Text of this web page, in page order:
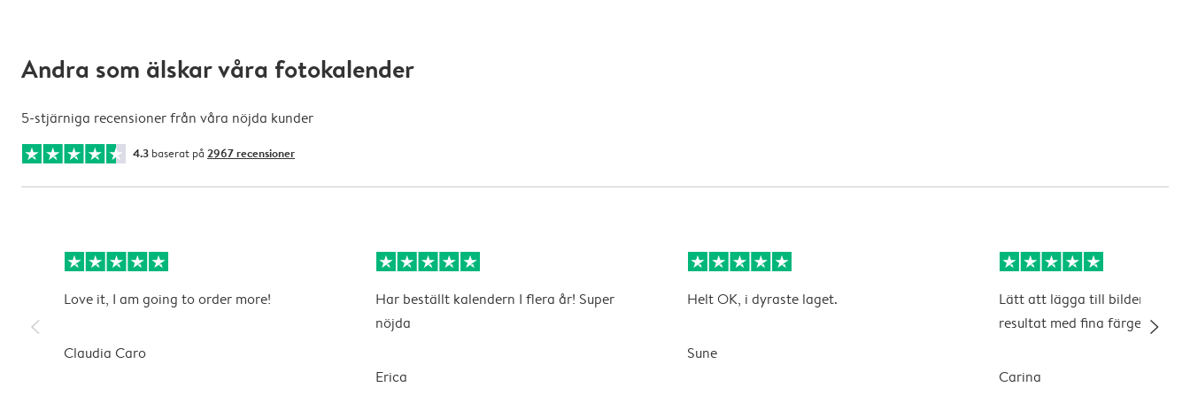
Andra som älskar våra fotokalender
5-stjärniga recensioner från våra nöjda kunder
4.3 baserat på 2967 recensioner
slim_arrow_left
Love it, I am going to order more!
Claudia Caro
Har beställt kalendern I flera år! Super
nöjda
Erica
Helt OK, i dyraste laget.
Sune
Lätt att lägga till bilderna.
resultat med fina färger.
Carina
slim_arrow_right